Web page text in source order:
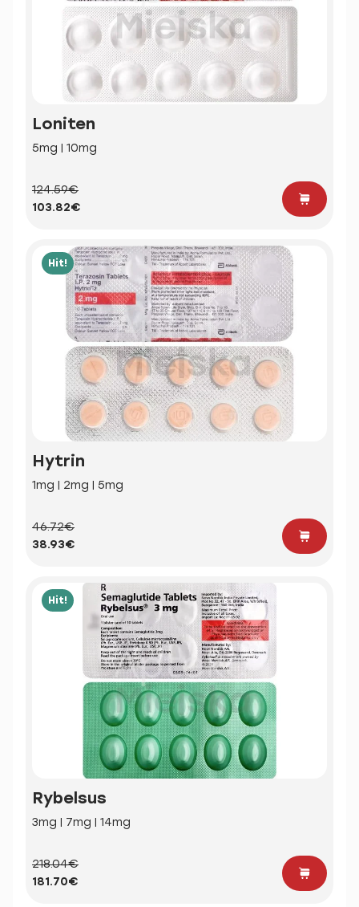
Loniten
5mg | 10mg
124.59€
103.82€
Hit!
Hytrin
1mg | 2mg | 5mg
46.72€
38.93€
Hit!
Rybelsus
3mg | 7mg | 14mg
218.04€
181.70€